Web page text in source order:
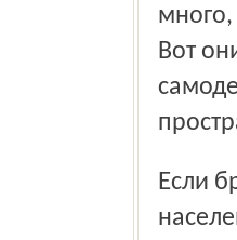
Вот
Если брать случаи покрупней, так это, например, старания